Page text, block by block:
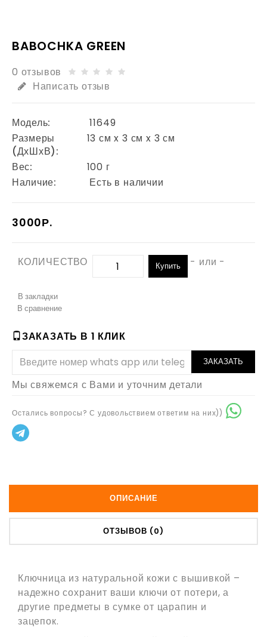
BABOCHKA GREEN
0 отзывов
Написать отзыв
Модель:
11649
Размеры
(ДхШхВ):
13 см x 3 см x 3 см
Вес:
100 г
Наличие:
Есть в наличии
3000Р.
КОЛИЧЕСТВО Купить - или -
В закладки
В сравнение
ЗАКАЗАТЬ В 1 КЛИК
ЗАКАЗАТЬ
Мы свяжемся с Вами и уточним детали
Остались вопросы? С удовольствием ответим на них))
ОПИСАНИЕ
ОТЗЫВОВ (0)
Ключница из натуральной кожи с вышивкой –
надежно сохранит ваши ключи от потери, а
другие предметы в сумке от царапин и
зацепок.